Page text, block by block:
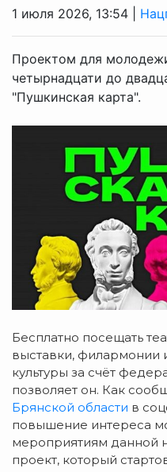
1 июля 2026, 13:54 |
Проектом для
четырнадцати до
"Пушкинская карта".
Бесплатно посещать
выставки, филармонии
культуры за счёт
позволяет он. Как
Брянской области в
повышение интереса
мероприятиям данной
проект, который